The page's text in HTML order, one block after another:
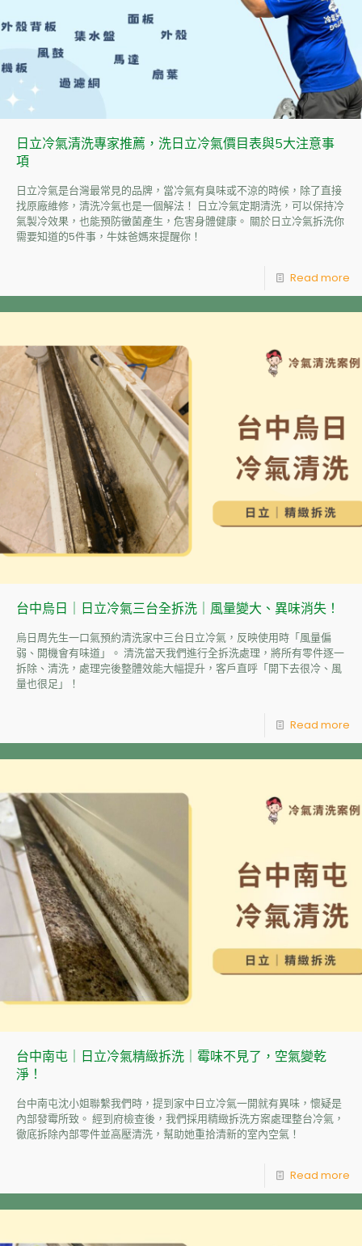
日立冷氣清洗專家推薦，洗日立冷氣價目表與5大注意事
項
日立冷氣是台灣最常見的品牌，當冷氣有臭味或不涼的時候，除了直接
找原廠維修，清洗冷氣也是一個解法！ 日立冷氣定期清洗，可以保持冷
氣製冷效果，也能預防黴菌產生，危害身體健康。 關於日立冷氣拆洗你
需要知道的5件事，牛妹爸媽來提醒你！
Read more
台中烏日｜日立冷氣三台全拆洗｜風量變大、異味消失！
烏日周先生一口氣預約清洗家中三台日立冷氣，反映使用時「風量偏
弱、開機會有味道」。 清洗當天我們進行全拆洗處理，將所有零件逐一
拆除、清洗，處理完後整體效能大幅提升，客戶直呼「開下去很冷、風
量也很足」！
Read more
台中南屯｜日立冷氣精緻拆洗｜霉味不見了，空氣變乾
淨！
台中南屯沈小姐聯繫我們時，提到家中日立冷氣一開就有異味，懷疑是
內部發霉所致。 經到府檢查後，我們採用精緻拆洗方案處理整台冷氣，
徹底拆除內部零件並高壓清洗，幫助她重拾清新的室內空氣！
Read more